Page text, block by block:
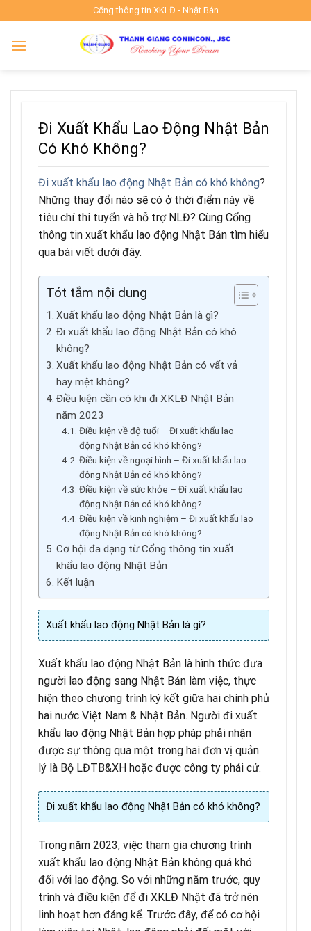
to
content
Cổng thông tin XKLĐ - Nhật Bản
Đi Xuất Khẩu Lao Động Nhật Bản
Có Khó Không?
Đi xuất khẩu lao động Nhật Bản có khó không?
Những thay đổi nào sẽ có ở thời điểm này về
tiêu chí thi tuyển và hỗ trợ NLĐ? Cùng Cổng
thông tin xuất khẩu lao động Nhật Bản tìm hiểu
qua bài viết dưới đây.
Tót tắm nội dung
Xuất khẩu lao động Nhật Bản là gì?
Đi xuất khẩu lao động Nhật Bản có khó
không?
Xuất khẩu lao động Nhật Bản có vất vả
hay mệt không?
Điều kiện cần có khi đi XKLĐ Nhật Bản
năm 2023
Điều kiện về độ tuổi – Đi xuất khẩu lao
động Nhật Bản có khó không?
Điều kiện về ngoại hình – Đi xuất khẩu lao
động Nhật Bản có khó không?
Điều kiện về sức khỏe – Đi xuất khẩu lao
động Nhật Bản có khó không?
Điều kiện về kinh nghiệm – Đi xuất khẩu lao
động Nhật Bản có khó không?
Cơ hội đa dạng từ Cổng thông tin xuất
khẩu lao động Nhật Bản
Kết luận
Xuất khẩu lao động Nhật Bản là gì?
Xuất khẩu lao động Nhật Bản là hình thức đưa
người lao động sang Nhật Bản làm việc, thực
hiện theo chương trình ký kết giữa hai chính phủ
hai nước Việt Nam & Nhật Bản. Người đi xuất
khẩu lao động Nhật Bản hợp pháp phải nhận
được sự thông qua một trong hai đơn vị quản
lý là Bộ LĐTB&XH hoặc được công ty phái cử.
Đi xuất khẩu lao động Nhật Bản có khó không?
Trong năm 2023, việc tham gia chương trình
xuất khẩu lao động Nhật Bản không quá khó
đối với lao động. So với những năm trước, quy
trình và điều kiện để đi XKLĐ Nhật đã trở nên
linh hoạt hơn đáng kể. Trước đây, để có cơ hội